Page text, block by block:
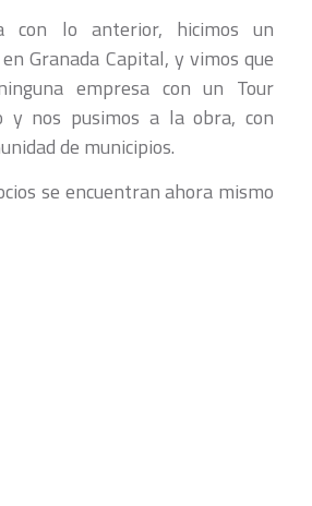
con lo anterior, hicimos un
Granada Capital, y vimos que
empresa con un Tour
y nos pusimos a la obra, con
de municipios.
se encuentran ahora mismo